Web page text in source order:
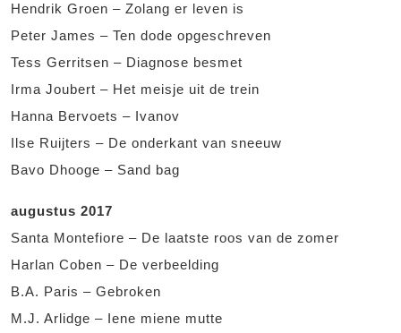
Hendrik Groen – Zolang er leven is
Peter James – Ten dode opgeschreven
Tess Gerritsen – Diagnose besmet
Irma Joubert – Het meisje uit de trein
Hanna Bervoets – Ivanov
Ilse Ruijters – De onderkant van sneeuw
Bavo Dhooge – Sand bag
augustus 2017
Santa Montefiore – De laatste roos van de zomer
Harlan Coben – De verbeelding
B.A. Paris – Gebroken
M.J. Arlidge – Iene miene mutte